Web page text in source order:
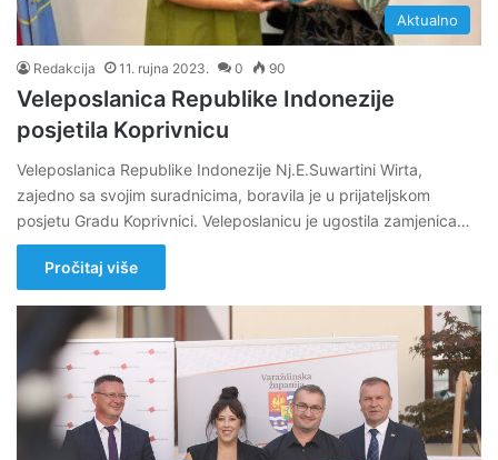
Aktualno
Redakcija 11. rujna 2023. 0 90
Veleposlanica Republike Indonezije
posjetila Koprivnicu
Veleposlanica Republike Indonezije Nj.E.Suwartini Wirta,
zajedno sa svojim suradnicima, boravila je u prijateljskom
posjetu Gradu Koprivnici. Veleposlanicu je ugostila zamjenica…
Pročitaj više